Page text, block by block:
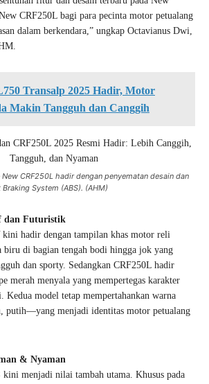
CRF250L bagi para pecinta motor petualang
dalam berkendara,” ungkap Octavianus Dwi,
Transalp 2025 Hadir, Motor
Makin Tangguh dan Canggih
New CRF250L hadir dengan penyematan desain dan
System (ABS). (AHM)
dan Futuristik
hadir dengan tampilan khas motor reli
biru di bagian tengah bodi hingga jok yang
dan sporty. Sedangkan CRF250L hadir
merah menyala yang mempertegas karakter
Kedua model tetap mempertahankan warna
menjadi identitas motor petualang
& Nyaman
menjadi nilai tambah utama. Khusus pada